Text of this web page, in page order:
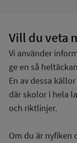
Vill du veta
Vi använder
ge en så
En av dessa
där skolor i hela
och riktlinjer.
Om du är nyfiken